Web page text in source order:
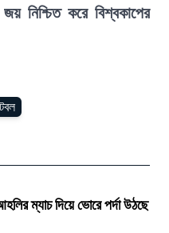
নিশ্চিত করে বিশ্বকাপের
ম্যাচ দিয়ে ভোরে পর্দা উঠছে